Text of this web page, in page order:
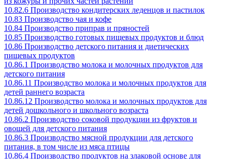
10.82.6 Производство кондитерских леденцов и пастилок
10.83 Производство чая и кофе
10.84 Производство приправ и пряностей
10.85 Производство готовых пищевых продуктов и блюд
10.86 Производство детского питания и диетических
пищевых продуктов
10.86.1 Производство молока и молочных продуктов для
детского питания
10.86.11 Производство молока и молочных продуктов для
детей раннего возраста
10.86.12 Производство молока и молочных продуктов для
детей дошкольного и школьного возраста
10.86.2 Производство соковой продукции из фруктов и
овощей для детского питания
10.86.3 Производство мясной продукции для детского
питания, в том числе из мяса птицы
10.86.4 Производство продуктов на злаковой основе для